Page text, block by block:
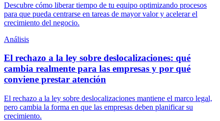
Descubre cómo liberar tiempo de tu equipo optimizando procesos
para que pueda centrarse en tareas de mayor valor y acelerar el
crecimiento del negocio.
Análisis
El rechazo a la ley sobre deslocalizaciones: qué
cambia realmente para las empresas y por qué
conviene prestar atención
El rechazo a la ley sobre deslocalizaciones mantiene el marco legal,
pero cambia la forma en que las empresas deben planificar su
crecimiento.